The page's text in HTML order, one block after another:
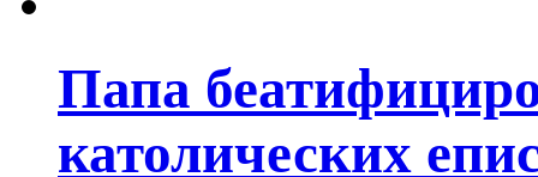
Папа
католических